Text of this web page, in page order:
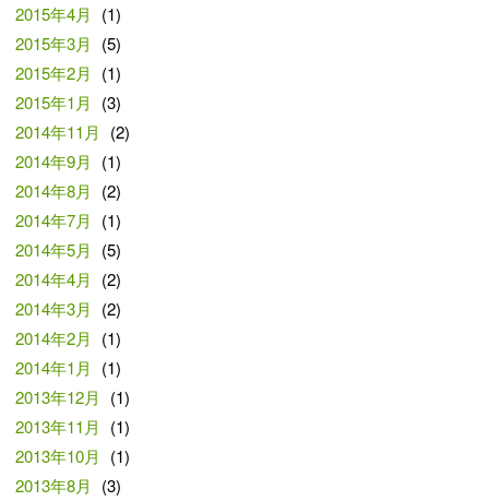
2015年4月
(1)
2015年3月
(5)
2015年2月
(1)
2015年1月
(3)
2014年11月
(2)
2014年9月
(1)
2014年8月
(2)
2014年7月
(1)
2014年5月
(5)
2014年4月
(2)
2014年3月
(2)
2014年2月
(1)
2014年1月
(1)
2013年12月
(1)
2013年11月
(1)
2013年10月
(1)
2013年8月
(3)